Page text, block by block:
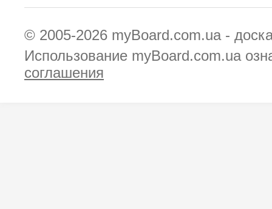
© 2005-2026 myBoard.com.ua -
Использование myBoard.com.ua
соглашения